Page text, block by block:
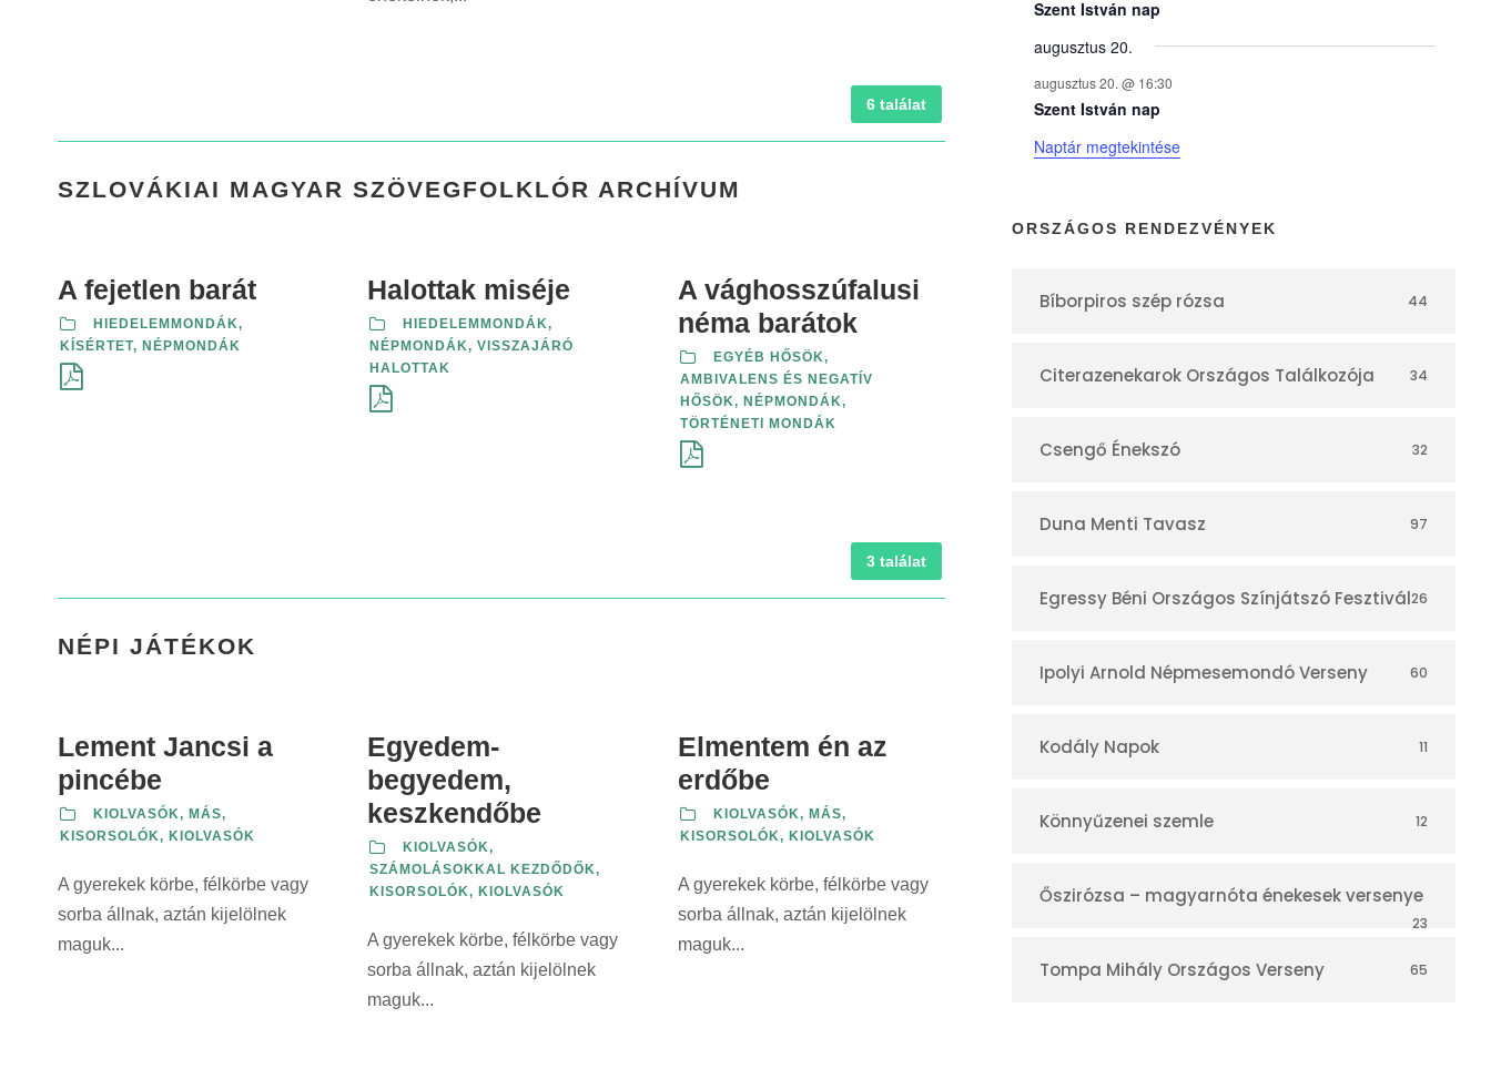
6 találat
SZLOVÁKIAI MAGYAR SZÖVEGFOLKLÓR ARCHÍVUM
A fejetlen barát
HIEDELEMMONDÁK,
KÍSÉRTET, NÉPMONDÁK
Halottak miséje
HIEDELEMMONDÁK,
NÉPMONDÁK, VISSZAJÁRÓ
HALOTTAK
A vághosszúfalusi
néma barátok
EGYÉB HŐSÖK,
AMBIVALENS ÉS NEGATÍV
HŐSÖK, NÉPMONDÁK,
TÖRTÉNETI MONDÁK
3 találat
NÉPI JÁTÉKOK
Lement Jancsi a
pincébe
KIOLVASÓK, MÁS,
KISORSOLÓK, KIOLVASÓK
A gyerekek körbe, félkörbe vagy
sorba állnak, aztán kijelölnek
maguk...
Egyedem-
begyedem,
keszkendőbe
KIOLVASÓK,
SZÁMOLÁSOKKAL KEZDŐDŐK,
KISORSOLÓK, KIOLVASÓK
A gyerekek körbe, félkörbe vagy
sorba állnak, aztán kijelölnek
maguk...
Elmentem én az
erdőbe
KIOLVASÓK, MÁS,
KISORSOLÓK, KIOLVASÓK
A gyerekek körbe, félkörbe vagy
sorba állnak, aztán kijelölnek
maguk...
y
e
k
n
a
á
r
Szent István nap
augusztus 20.
augusztus 20. @ 16:30
Szent István nap
Naptár megtekintése
ORSZÁGOS RENDEZVÉNYEK
Bíborpiros szép rózsa 44
Citerazenekarok Országos Találkozója 34
Csengő Énekszó 32
Duna Menti Tavasz 97
Egressy Béni Országos Színjátszó Fesztivál26
Ipolyi Arnold Népmesemondó Verseny 60
Kodály Napok 11
Könnyűzenei szemle 12
Őszirózsa – magyarnóta énekesek versenye
23
Tompa Mihály Országos Verseny 65